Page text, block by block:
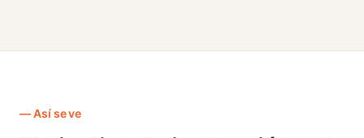
Así se ve